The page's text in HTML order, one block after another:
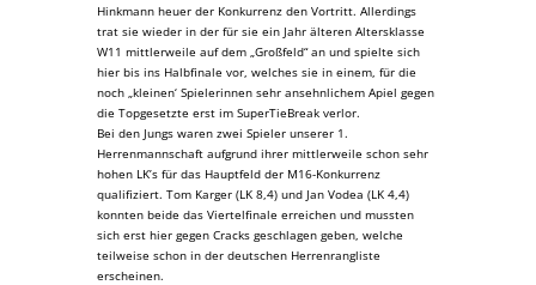
Hinkmann heuer der Konkurrenz den Vortritt. Allerdings
trat sie wieder in der für sie ein Jahr älteren Altersklasse
W11 mittlerweile auf dem „Großfeld“ an und spielte sich
hier bis ins Halbfinale vor, welches sie in einem, für die
noch „kleinen‘ Spielerinnen sehr ansehnlichem Apiel gegen
die Topgesetzte erst im SuperTieBreak verlor.
Bei den Jungs waren zwei Spieler unserer 1.
Herrenmannschaft aufgrund ihrer mittlerweile schon sehr
hohen LK’s für das Hauptfeld der M16-Konkurrenz
qualifiziert. Tom Karger (LK 8,4) und Jan Vodea (LK 4,4)
konnten beide das Viertelfinale erreichen und mussten
sich erst hier gegen Cracks geschlagen geben, welche
teilweise schon in der deutschen Herrenrangliste
erscheinen.